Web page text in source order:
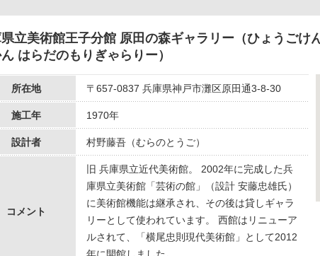
立美術館王子分館 原田の森ギャラリー（ひょうごけ
はらだのもりぎゃらりー）
所在地 〒657-0837 兵庫県神戸市灘区原田通3-8-30
施工年 1970年
設計者 村野藤吾（むらのとうご）
コメント
旧 兵庫県立近代美術館。 2002年に完成した兵
庫県立美術館「芸術の館」（設計 安藤忠雄氏）
に美術館機能は継承され、その後は貸しギャラ
リーとして使われています。 西館はリニューア
ルされて、「横尾忠則現代美術館」として2012